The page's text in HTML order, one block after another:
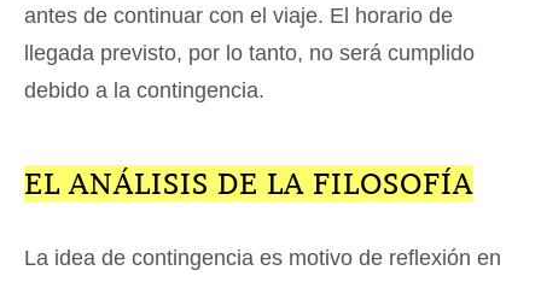
antes de continuar con el viaje. El horario de
llegada previsto, por lo tanto, no será cumplido
debido a la contingencia.
EL ANÁLISIS DE LA FILOSOFÍA
La idea de contingencia es motivo de reflexión en